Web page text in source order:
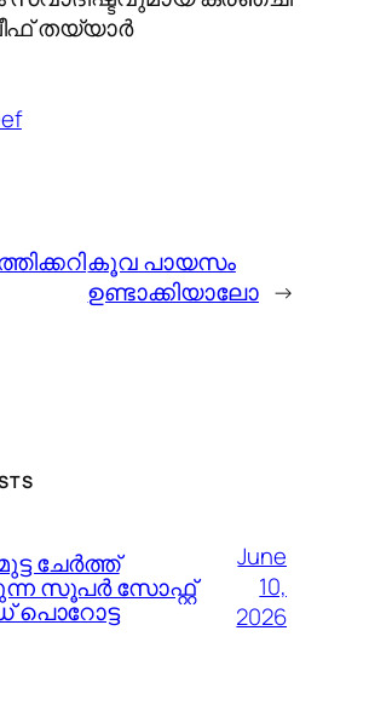
തയ്യാർ
കൂവ പായസം
ഉണ്ടാക്കിയാലോ →
ചേർത്ത്
സൂപർ സോഫ്റ്റ്
പൊറോട്ട
June
10,
2026